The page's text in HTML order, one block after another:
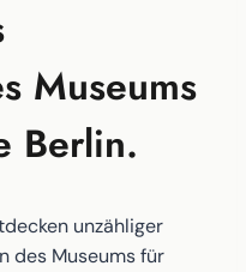
Museums
Berlin.
unzähliger
des Museums für